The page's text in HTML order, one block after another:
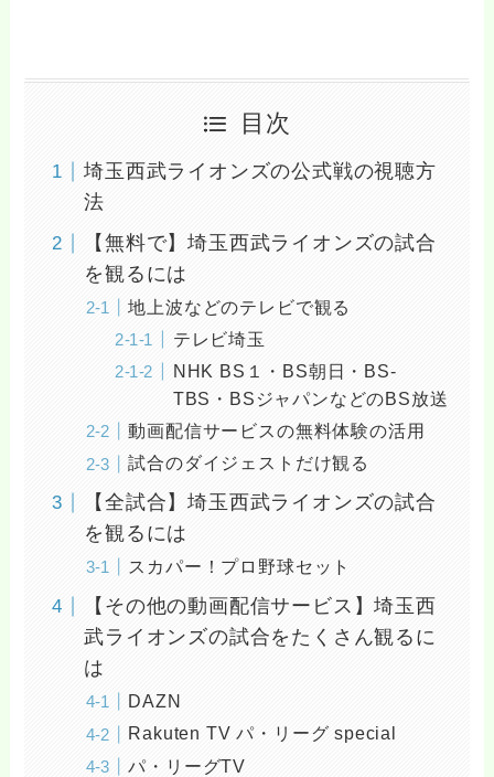
目次
埼玉西武ライオンズの公式戦の視聴方
法
【無料で】埼玉西武ライオンズの試合
を観るには
地上波などのテレビで観る
テレビ埼玉
NHK BS１・BS朝日・BS‐
TBS・BSジャパンなどのBS放送
動画配信サービスの無料体験の活用
試合のダイジェストだけ観る
【全試合】埼玉西武ライオンズの試合
を観るには
スカパー！プロ野球セット
【その他の動画配信サービス】埼玉西
武ライオンズの試合をたくさん観るに
は
DAZN
Rakuten TV パ・リーグ special
パ・リーグTV